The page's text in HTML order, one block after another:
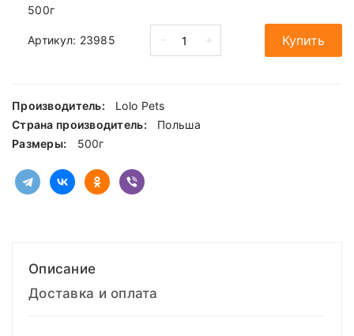
500г
Артикул: 23985 - + Купить
Производитель:
Lolo Pets
Страна производитель:
Польша
Размеры:
500г
Описание
Доставка и оплата